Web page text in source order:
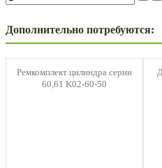
Дополнительно потребуются:
Ремкомплект цилиндра серии
60,61 K02-60-50